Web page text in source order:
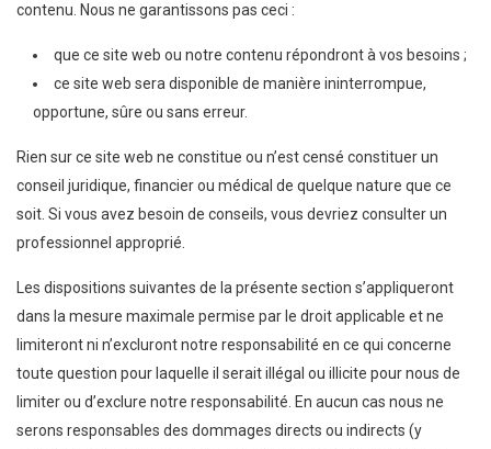
contenu. Nous ne garantissons pas ceci :
que ce site web ou notre contenu répondront à vos besoins ;
ce site web sera disponible de manière ininterrompue,
opportune, sûre ou sans erreur.
Rien sur ce site web ne constitue ou n’est censé constituer un
conseil juridique, financier ou médical de quelque nature que ce
soit. Si vous avez besoin de conseils, vous devriez consulter un
professionnel approprié.
Les dispositions suivantes de la présente section s’appliqueront
dans la mesure maximale permise par le droit applicable et ne
limiteront ni n’excluront notre responsabilité en ce qui concerne
toute question pour laquelle il serait illégal ou illicite pour nous de
limiter ou d’exclure notre responsabilité. En aucun cas nous ne
serons responsables des dommages directs ou indirects (y